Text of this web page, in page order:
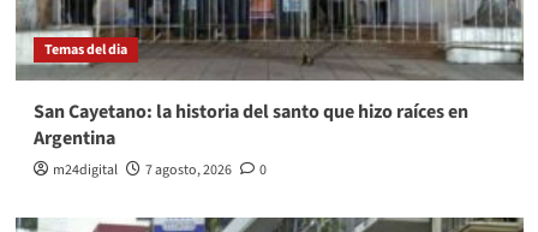
Temas del dia
San Cayetano: la historia del santo que hizo raíces en
Argentina
m24digital 7 agosto, 2026 0